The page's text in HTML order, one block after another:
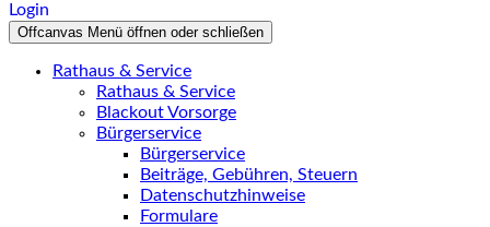
Login
Offcanvas Menü öffnen oder schließen
Rathaus & Service
Rathaus & Service
Blackout Vorsorge
Bürgerservice
Bürgerservice
Beiträge, Gebühren, Steuern
Datenschutzhinweise
Formulare